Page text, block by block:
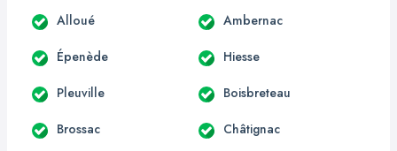
Alloué Ambernac
Épenède Hiesse
Pleuville Boisbreteau
Brossac Châtignac